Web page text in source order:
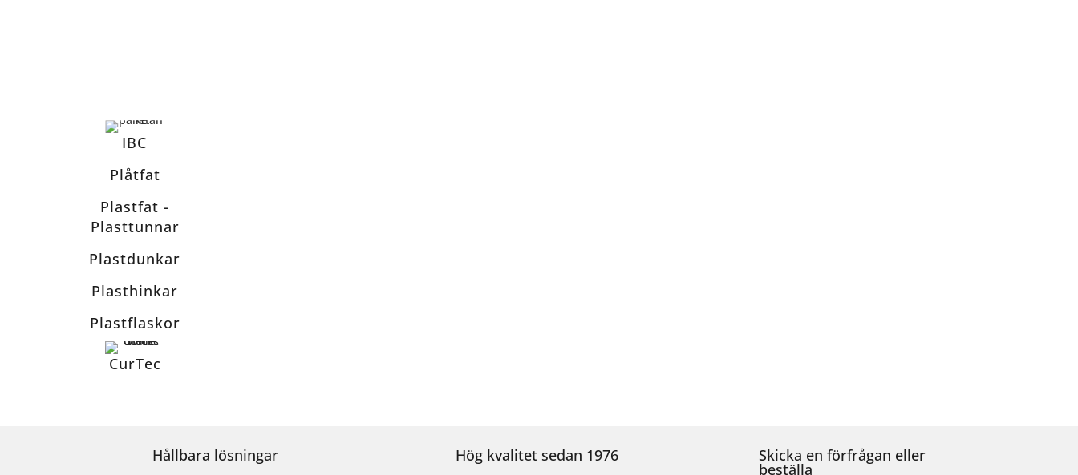
IBC
Plåtfat
Plastfat -
Plasttunnar
Plastdunkar
Plasthinkar
Plastflaskor
CurTec
Hållbara lösningar Hög kvalitet sedan 1976 Skicka en förfrågan eller
beställa